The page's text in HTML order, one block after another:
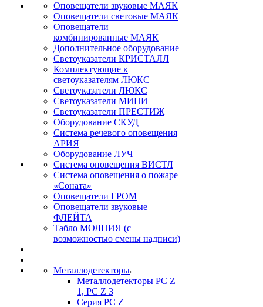
Оповещатели звуковые МАЯК
Оповещатели световые МАЯК
Оповещатели
комбинированные МАЯК
Дополнительное оборудование
Светоуказатели КРИСТАЛЛ
Комплектующие к
светоуказателям ЛЮКС
Светоуказатели ЛЮКС
Светоуказатели МИНИ
Светоуказатели ПРЕСТИЖ
Оборудование СКУД
Система речевого оповещения
АРИЯ
Оборудование ЛУЧ
Система оповещения ВИСТЛ
Система оповещения о пожаре
«Соната»
Оповещатели ГРОМ
Оповещатели звуковые
ФЛЕЙТА
Табло МОЛНИЯ (с
возможностью смены надписи)
Металлодетекторы
Металлодетекторы РС Z
1, PC Z 3
Серия РС Z